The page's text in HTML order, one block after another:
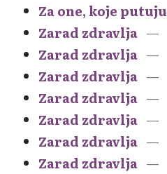
Za one, koje putuju
Zarad zdravlja
Zarad zdravlja
Zarad zdravlja
Zarad zdravlja
Zarad zdravlja
Zarad zdravlja
Zarad zdravlja